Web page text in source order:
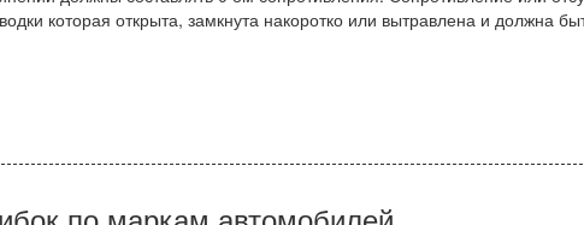
которая открыта, замкнута накоротко или вытравлена и должна